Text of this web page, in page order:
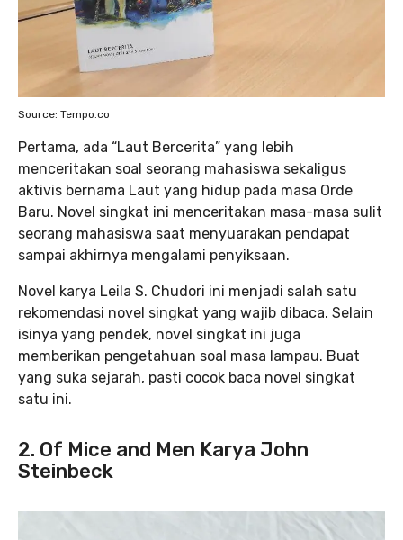
Source: Tempo.co
Pertama, ada “Laut Bercerita” yang lebih
menceritakan soal seorang mahasiswa sekaligus
aktivis bernama Laut yang hidup pada masa Orde
Baru. Novel singkat ini menceritakan masa-masa sulit
seorang mahasiswa saat menyuarakan pendapat
sampai akhirnya mengalami penyiksaan.
Novel karya Leila S. Chudori ini menjadi salah satu
rekomendasi novel singkat yang wajib dibaca. Selain
isinya yang pendek, novel singkat ini juga
memberikan pengetahuan soal masa lampau. Buat
yang suka sejarah, pasti cocok baca novel singkat
satu ini.
2. Of Mice and Men Karya John
Steinbeck